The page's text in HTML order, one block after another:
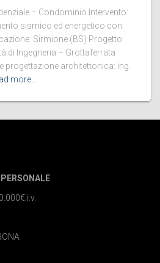
– Condominio Intervento:
sismico ed energetico con
Sirmione (BS) Progetto:
di Ingegneria – Grottaferrata
progettazione architettonica: ing.
more…
i.v.